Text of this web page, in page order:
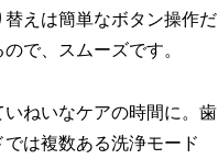
替えは簡単なボタン操作だ
で、スムーズです。
いねいなケアの時間に。歯
では複数ある洗浄モード